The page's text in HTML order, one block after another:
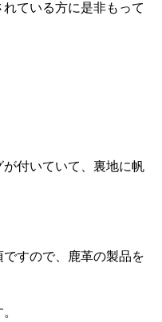
れている方に是非もって
付いていて、裏地に帆
すので、鹿革の製品を